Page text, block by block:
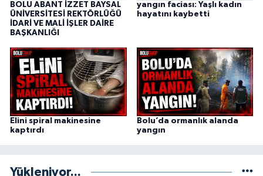
BOLU ABANT İZZET BAYSAL
ÜNİVERSİTESİ REKTÖRLÜĞÜ
İDARİ VE MALİ İŞLER DAİRE
BAŞKANLIĞI
yangın faciası: Yaşlı kadın
hayatını kaybetti
Elini spiral makinesine
kaptırdı
Bolu’da ormanlık alanda
yangın
Yükleniyor...